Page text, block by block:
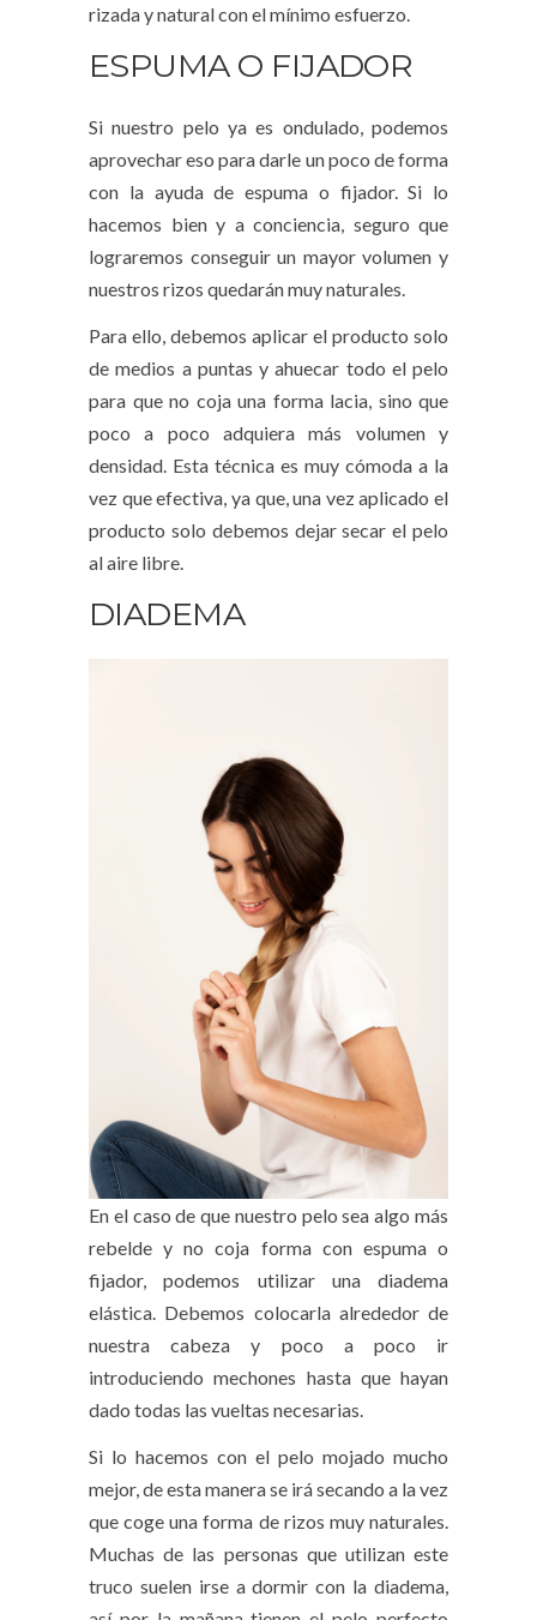
rizada y natural con el mínimo esfuerzo.
ESPUMA O FIJADOR
Si nuestro pelo ya es ondulado, podemos
aprovechar eso para darle un poco de forma
con la ayuda de espuma o fijador. Si lo
hacemos bien y a conciencia, seguro que
lograremos conseguir un mayor volumen y
nuestros rizos quedarán muy naturales.
Para ello, debemos aplicar el producto solo
de medios a puntas y ahuecar todo el pelo
para que no coja una forma lacia, sino que
poco a poco adquiera más volumen y
densidad. Esta técnica es muy cómoda a la
vez que efectiva, ya que, una vez aplicado el
producto solo debemos dejar secar el pelo
al aire libre.
DIADEMA
En el caso de que nuestro pelo sea algo más
rebelde y no coja forma con espuma o
fijador, podemos utilizar una diadema
elástica. Debemos colocarla alrededor de
nuestra cabeza y poco a poco ir
introduciendo mechones hasta que hayan
dado todas las vueltas necesarias.
Si lo hacemos con el pelo mojado mucho
mejor, de esta manera se irá secando a la vez
que coge una forma de rizos muy naturales.
Muchas de las personas que utilizan este
truco suelen irse a dormir con la diadema,